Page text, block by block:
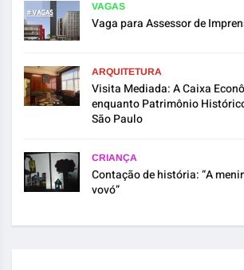
VAGAS
Vaga para Assessor de
ARQUITETURA
Visita Mediada: A Caixa
enquanto Patrimônio
São Paulo
CRIANÇA
Contação de história: “A
vovó”